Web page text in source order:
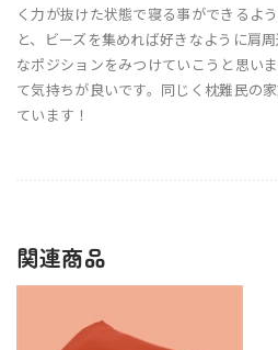
く力が抜けた状態で寝る事ができるよ
と、ビーズを集めれば好きなように肩
なポジションをみつけていこうと思い
て気持ちが良いです。同じく枕難民の
ています！
関連商品